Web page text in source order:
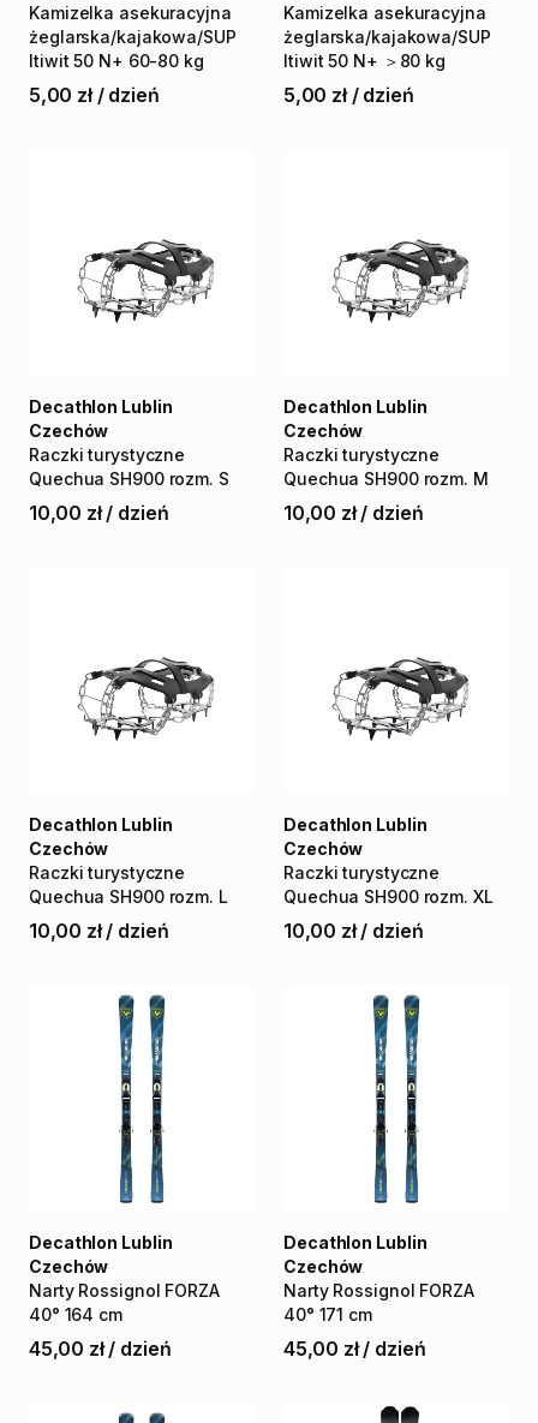
Kamizelka asekuracyjna
żeglarska​/​kajakowa​/​SUP
Itiwit 50 N+ 60-80 kg
5,00 zł / dzień
Kamizelka asekuracyjna
żeglarska​/​kajakowa​/​SUP
Itiwit 50 N+ ＞80 kg
5,00 zł / dzień
Raczki turystyczne
Quechua SH900 rozm. S
Decathlon Lublin
Czechów
10,00 zł / dzień
Raczki turystyczne
Quechua SH900 rozm. M
Decathlon Lublin
Czechów
10,00 zł / dzień
Raczki turystyczne
Quechua SH900 rozm. L
Decathlon Lublin
Czechów
10,00 zł / dzień
Raczki turystyczne
Quechua SH900 rozm. XL
Decathlon Lublin
Czechów
10,00 zł / dzień
Narty Rossignol FORZA
40° 164 cm
Decathlon Lublin
Czechów
45,00 zł / dzień
Narty Rossignol FORZA
40° 171 cm
Decathlon Lublin
Czechów
45,00 zł / dzień